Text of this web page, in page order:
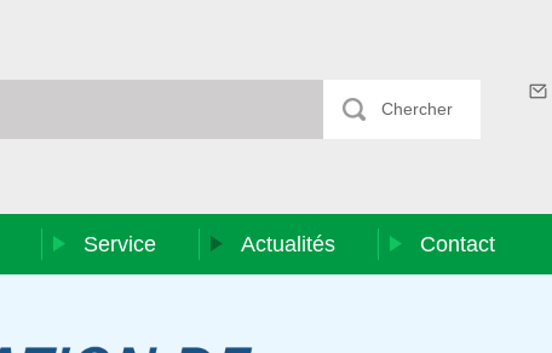
Service Actualités Contact